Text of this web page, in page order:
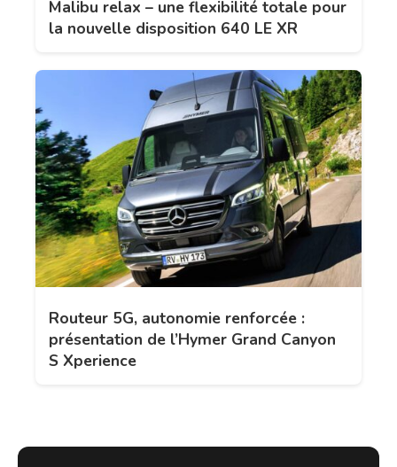
Malibu relax – une flexibilité totale pour
la nouvelle disposition 640 LE XR
Routeur 5G, autonomie renforcée :
présentation de l’Hymer Grand Canyon
S Xperience